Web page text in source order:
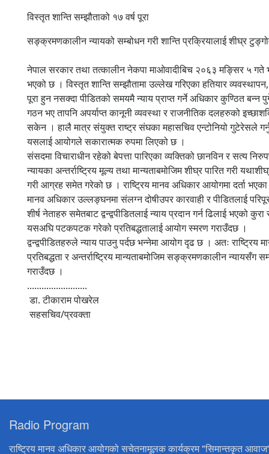
विस्तृत शान्ति सम्झौताको १७ वर्ष पूरा
सङ्क्रमणकालीन न्यायको सम्बोधन गरी शान्ति प्रक्रियालाई शीघ्र
नेपाल सरकार तथा तत्कालीन नेकपा माओवादीबिच २०६३ मङ्सिर ५ गते
भएको छ । विस्तृत शान्ति सम्झौतामा उल्लेख गरिएका हतियार
पूरा हुन नसक्दा पीडितको समयमै न्याय प्राप्त गर्ने अधिकार कुण्ठित
गठन भए तापनि अपर्याप्त कानूनी व्यवस्था र राजनीतिक दलहरुको
सकेन । हालै मात्र संयुक्त राष्ट्र संघका महासचिव एन्टोनियो गुटेरेसले
यसलाई आयोगले सकारात्मक रुपमा लिएको छ ।
संसदमा विचाराधीन रहेको बेपत्ता पारिएका व्यक्तिको छानविन र सत्य
न्यायका अन्तर्राष्ट्रिय मूल्य तथा मान्यताबमोजिम शीघ्र पारित गरी
गरी आग्रह समेत गरेको छ । राष्ट्रिय मानव अधिकार आयोगमा दर्ता
मानव अधिकार उल्लङ्घनमा संलग्न दोषीउपर कारवाही र पीडितलाई
शीर्ष नेताहरु समेतबाट द्वन्द्वपीडितलाई न्याय प्रदान गर्न ढिलाई भएको
यसअघि पटकपटक गरेको प्रतिबद्धतालाई आयोग स्मरण गराउँदछ ।
द्वन्द्वपीडितहरुले न्याय पाउनु पर्दछ भन्नेमा आयोग दृढ छ । अतः
प्रतिबद्धता र अन्तर्राष्ट्रिय मान्यताबमोजिम सङ्क्रमणकालीन
गराउँदछ ।
.........................
डा. टीकाराम पोखरेल
सहसचिव/प्रवक्ता
Radio Program
राष्ट्रिय मानव अधिकार आयोगको सचेतनामूलक कार्यक्रम "सिमान्तकृत